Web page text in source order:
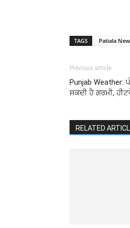
TAGS Patiala
Previous article
Punjab Weather:
ਸਕਦੀ ਹੈ ਗਰਮੀ,
RELATED